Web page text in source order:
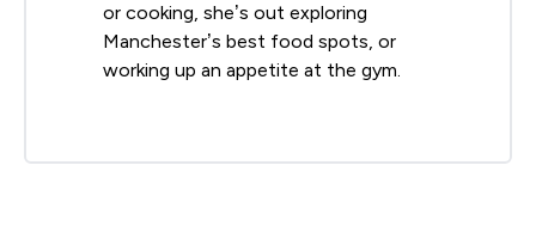
or cooking, she’s out exploring
Manchester’s best food spots, or
working up an appetite at the gym.